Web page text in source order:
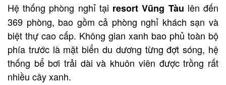
Hệ thống phòng nghỉ tại resort Vũng Tàu lên đến
369 phòng, bao gồm cả phòng nghỉ khách sạn và
biệt thự cao cấp. Không gian xanh bao phủ toàn bộ
phía trước là mặt biển du dương từng đợt sóng, hệ
thống bể bơi trải dài và khuôn viên được trồng rất
nhiều cây xanh.